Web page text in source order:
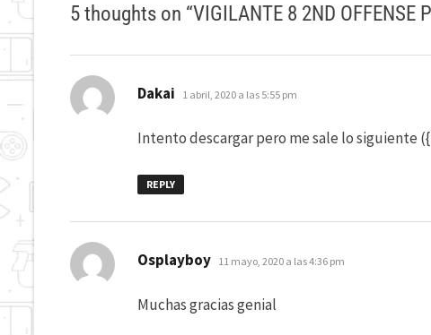
5 thoughts on “VIGILANTE 8 2ND OFFENSE
Dakai dice:
1 abril, 2020 a las 5:55 pm
Intento descargar pero me sale lo
REPLY
Osplayboy dice:
11 mayo, 2020 a las 4:36 pm
Muchas gracias genial